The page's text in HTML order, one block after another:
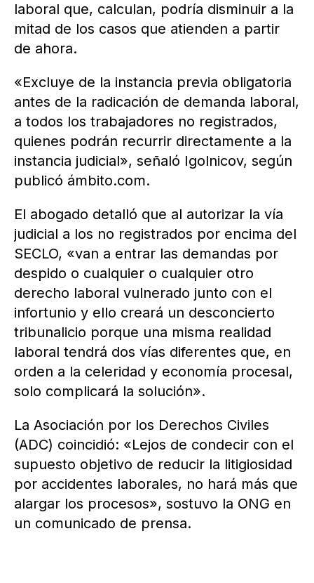
laboral que, calculan, podría disminuir a la
mitad de los casos que atienden a partir
de ahora.
«Excluye de la instancia previa obligatoria
antes de la radicación de demanda laboral,
a todos los trabajadores no registrados,
quienes podrán recurrir directamente a la
instancia judicial», señaló Igolnicov, según
publicó ámbito.com.
El abogado detalló que al autorizar la vía
judicial a los no registrados por encima del
SECLO, «van a entrar las demandas por
despido o cualquier o cualquier otro
derecho laboral vulnerado junto con el
infortunio y ello creará un desconcierto
tribunalicio porque una misma realidad
laboral tendrá dos vías diferentes que, en
orden a la celeridad y economía procesal,
solo complicará la solución».
La Asociación por los Derechos Civiles
(ADC) coincidió: «Lejos de condecir con el
supuesto objetivo de reducir la litigiosidad
por accidentes laborales, no hará más que
alargar los procesos», sostuvo la ONG en
un comunicado de prensa.